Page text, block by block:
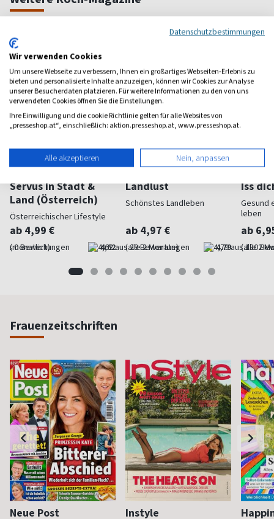
Servus in Stadt &
Land (Österreich)
Österreichischer Lifestyle
ab 4,99 €
(monatlich) 4,62
Landlust
Schönstes Landleben
ab 4,97 €
(alle 2 Monate) 4,79
Iss
Gesund
leben
ab
(alle 2
Frauenzeitschriften
Neue Post Instyle
Datenschutzbestimmungen
Wir verwenden Cookies
Um unsere Webseite zu verbessern, Ihnen ein großartiges Webseiten-Erlebnis zu
bieten und personalisierte Inhalte anzuzeigen, können wir Cookies zur Analyse
unserer Besucherdaten platzieren. Für weitere Informationen zu den von uns
verwendeten Cookies öffnen Sie die Einstellungen.
Ihre Einwilligung und die cookie Richtlinie gelten für alle Websites von
„presseshop.at“, einschließlich: aktion.presseshop.at, www.presseshop.at.
Alle akzeptieren Nein, anpassen